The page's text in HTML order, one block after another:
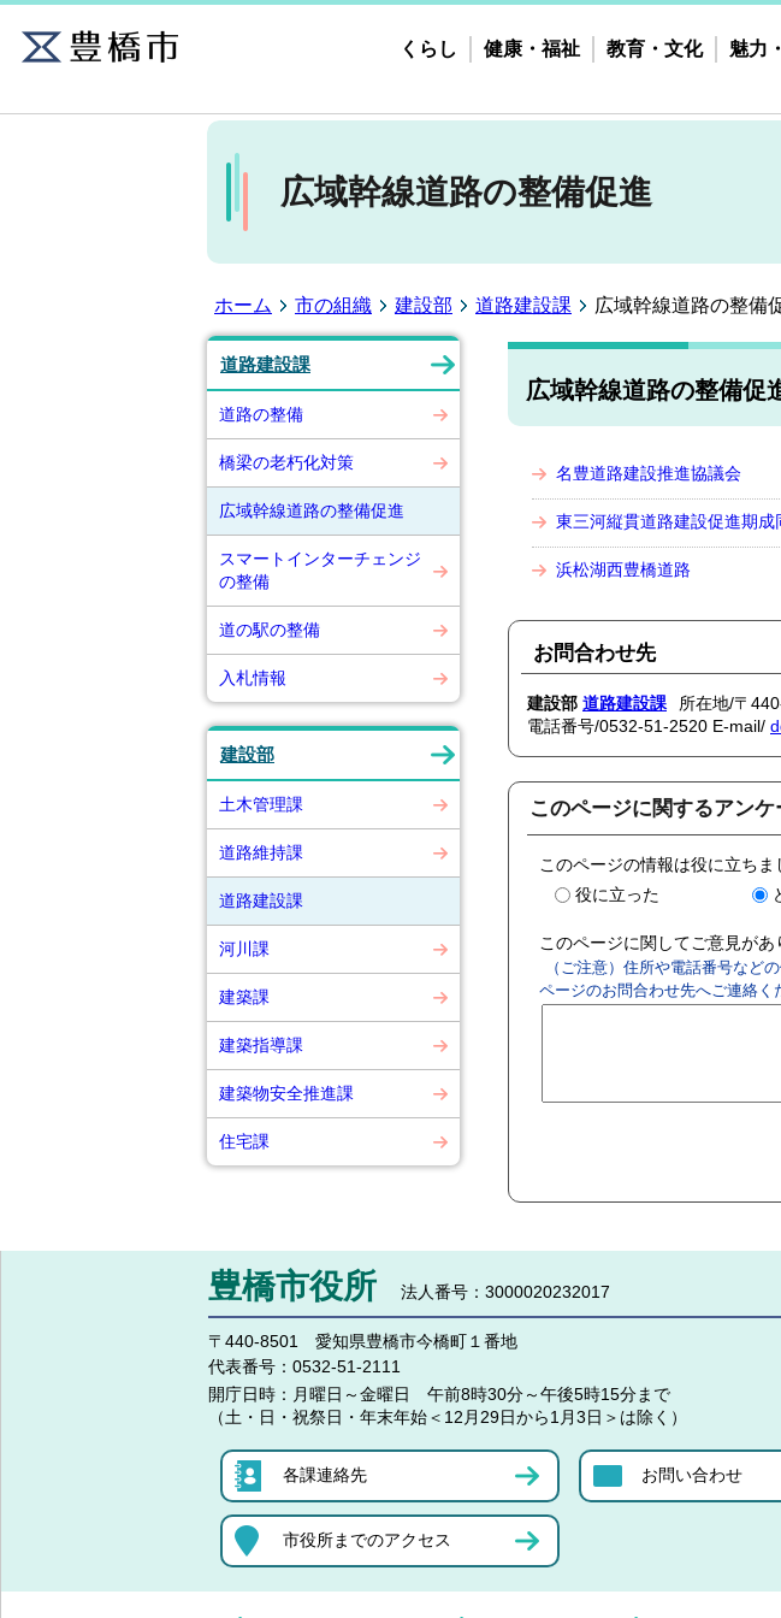
くらし 健康・福祉 教育・文化 魅力
広域幹線道路の整備促進
ホーム 市の組織 建設部 道路建設課 広域幹線道路の整備
道路建設課
道路の整備
橋梁の老朽化対策
広域幹線道路の整備促進
スマートインターチェンジ
の整備
道の駅の整備
入札情報
建設部
土木管理課
道路維持課
道路建設課
河川課
建築課
建築指導課
建築物安全推進課
住宅課
広域幹線道路の整備促
名豊道路建設推進協議会
東三河縦貫道路建設促進期成
浜松湖西豊橋道路
お問合わせ先
建設部 道路建設課
所在地/〒
電話番号/0532-51-2520 E-mail/
このページに関するアンケ
このページの情報は役に立ちま
役に立った
このページに関してご意見が
（ご注意）住所や電話番号など
ページのお問合わせ先へご連絡く
豊橋市役所 法人番号：3000020232017
〒440-8501 愛知県豊橋市今橋町１番地
代表番号： 0532-51-2111
開庁日時： 月曜日～金曜日 午前8時30分～午後5時15分まで
（土・日・祝祭日・年末年始＜12月29日から1月3日＞は除く）
各課連絡先 お問い合わせ
市役所までのアクセス